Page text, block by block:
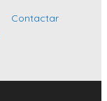
Contactar